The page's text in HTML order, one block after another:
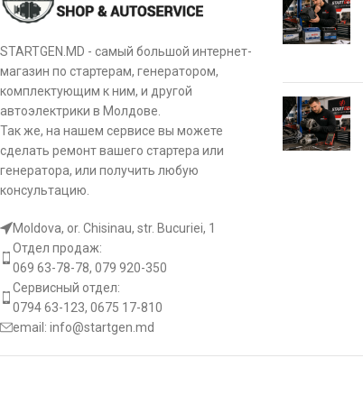
STARTGEN.MD - самый большой интернет-
магазин по стартерам, генератором,
комплектующим к ним, и другой
автоэлектрики в Молдове.
Так же, на нашем сервисе вы можете
сделать ремонт вашего стартера или
генератора, или получить любую
консультацию.
Moldova, or. Chisinau, str. Bucuriei, 1
Отдел продаж:
069 63-78-78, 079 920-350
Сервисный отдел:
0794 63-123, 0675 17-810
email: info@startgen.md